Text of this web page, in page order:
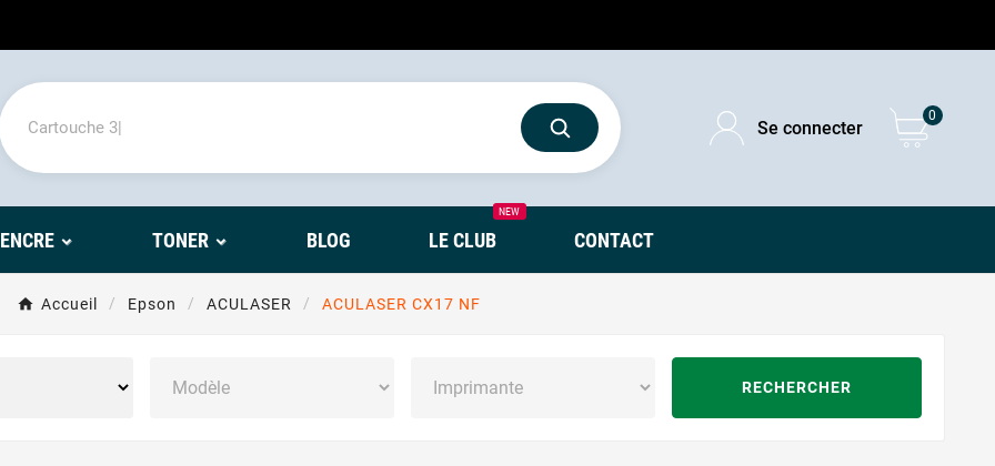
Se connecter
0
TONER BLOG LE CLUB
NEW
CONTACT
Accueil Epson ACULASER ACULASER CX17 NF
RECHERCHER